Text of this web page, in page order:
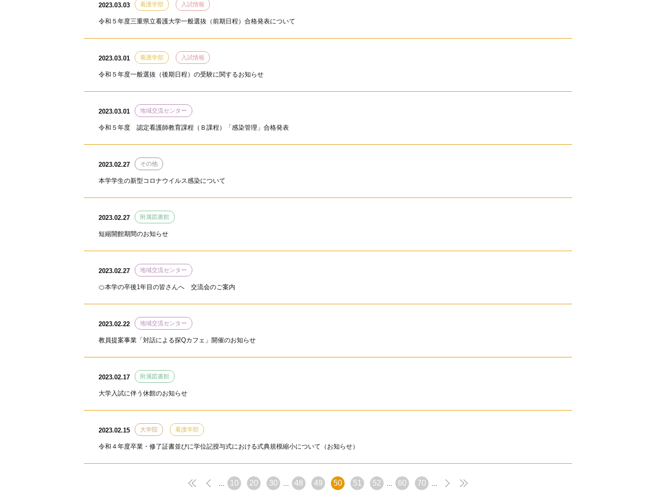
2023.03.03 看護学部 入試情報
令和５年度三重県立看護大学一般選抜（前期日程）合格発表について
2023.03.01 看護学部 入試情報
令和５年度一般選抜（後期日程）の受験に関するお知らせ
2023.03.01 地域交流センター
令和５年度 認定看護師教育課程（Ｂ課程）「感染管理」合格発表
2023.02.27 その他
本学学生の新型コロナウイルス感染について
2023.02.27 附属図書館
短縮開館期間のお知らせ
2023.02.27 地域交流センター
🍊本学の卒後1年目の皆さんへ 交流会のご案内
2023.02.22 地域交流センター
教員提案事業「対話による探Qカフェ」開催のお知らせ
2023.02.17 附属図書館
大学入試に伴う休館のお知らせ
2023.02.15 大学院 看護学部
令和４年度卒業・修了証書並びに学位記授与式における式典規模縮小について（お知らせ）
10 20 30 48 49 50 51 52 60 70